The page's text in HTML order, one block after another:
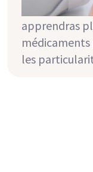
apprendras
les